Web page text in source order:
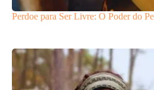
Perdoe para Ser Livre: O Poder do